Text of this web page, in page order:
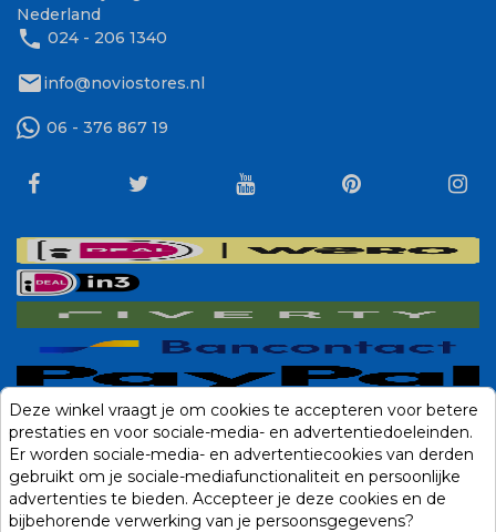
Nederland
phone 024 - 206 1340
mailinfo@noviostores.nl
06 - 376 867 19
Deze winkel vraagt je om cookies te accepteren voor betere
prestaties en voor sociale-media- en advertentiedoeleinden.
Er worden sociale-media- en advertentiecookies van derden
gebruikt om je sociale-mediafunctionaliteit en persoonlijke
advertenties te bieden. Accepteer je deze cookies en de
bijbehorende verwerking van je persoonsgegevens?